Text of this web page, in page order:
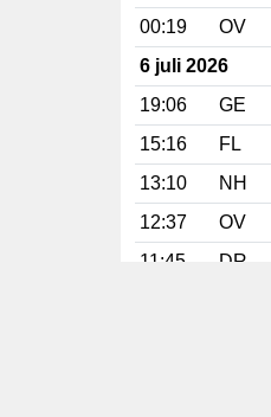
00:19
OV
6 juli 2026
19:06
GE
15:16
FL
13:10
NH
12:37
OV
11:45
DR